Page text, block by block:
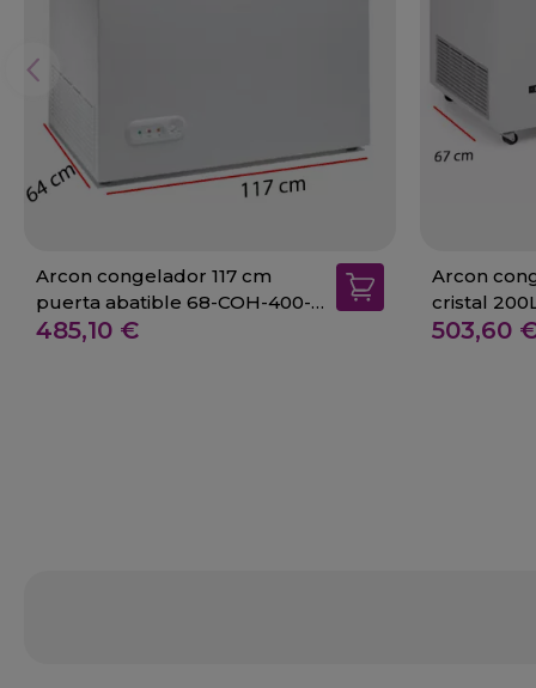
Arcon congelador 117 cm
puerta abatible 68-COH-400-
FM
485,10 €
Arcon
cristal
503,60